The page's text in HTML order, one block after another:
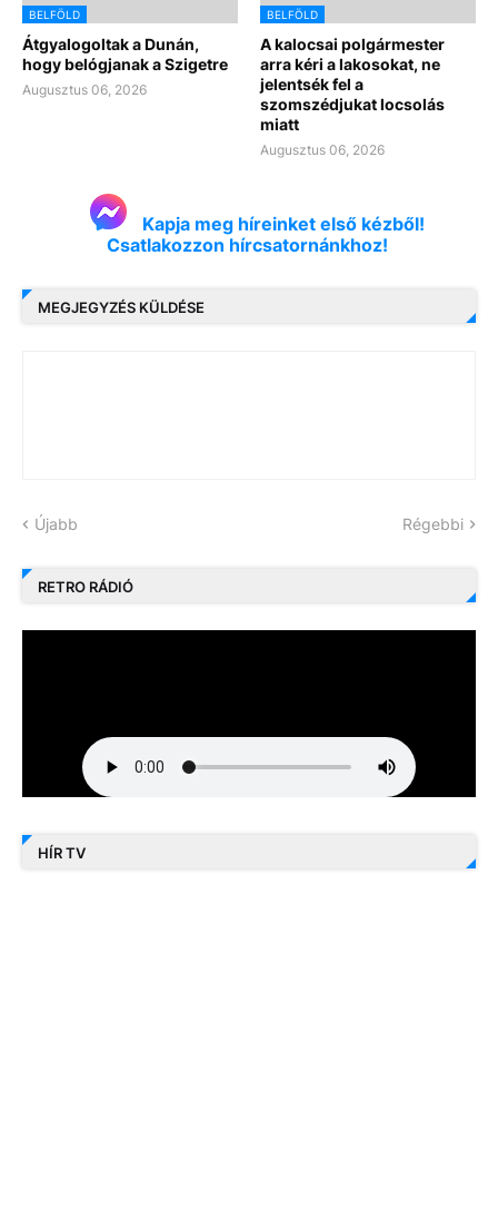
BELFÖLD
Átgyalogoltak a Dunán,
hogy belógjanak a Szigetre
Augusztus 06, 2026
BELFÖLD
A kalocsai polgármester
arra kéri a lakosokat, ne
jelentsék fel a
szomszédjukat locsolás
miatt
Augusztus 06, 2026
Kapja meg híreinket első kézből!
Csatlakozzon hírcsatornánkhoz!
MEGJEGYZÉS KÜLDÉSE
Újabb Régebbi
RETRO RÁDIÓ
HÍR TV